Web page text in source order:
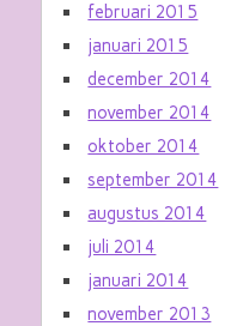
februari 2015
januari 2015
december 2014
november 2014
oktober 2014
september 2014
augustus 2014
juli 2014
januari 2014
november 2013